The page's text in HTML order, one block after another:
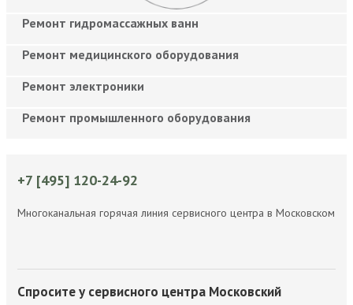
Ремонт гидромассажных ванн
Ремонт медицинского оборудования
Ремонт электроники
Ремонт промышленного оборудования
+7 [495] 120-24-92
Многоканальная горячая линия сервисного центра в Московском
Спросите у сервисного центра Московский